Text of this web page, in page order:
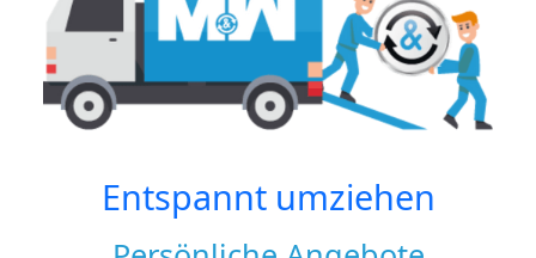
Entspannt umziehen